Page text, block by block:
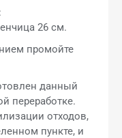
26 см.
промойте
данный
переработке.
отходов,
пункте, и